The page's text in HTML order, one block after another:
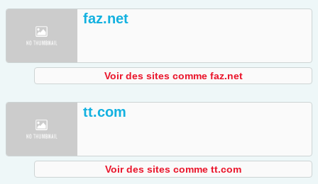
faz.net
Voir des sites comme faz.net
tt.com
Voir des sites comme tt.com